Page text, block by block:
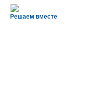
Решаем вместе